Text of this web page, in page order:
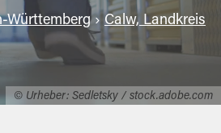
© Urheber: Sedletsky / stock.adobe.com
Württemberg› Calw, Landkreis